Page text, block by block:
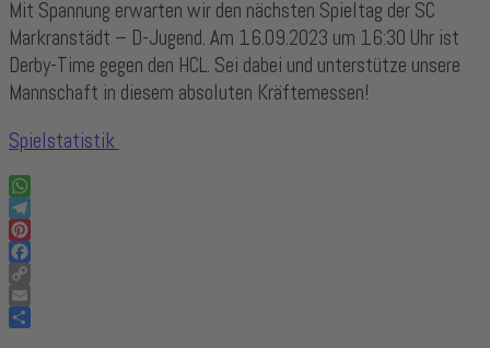
Mit Spannung erwarten wir den nächsten Spieltag der SC
Markranstädt – D-Jugend. Am 16.09.2023 um 16:30 Uhr ist
Derby-Time gegen den HCL. Sei dabei und unterstütze unsere
Mannschaft in diesem absoluten Kräftemessen!
Spielstatistik
WhatsApp
Telegram
Pinterest
Facebook
Copy
Link
Email